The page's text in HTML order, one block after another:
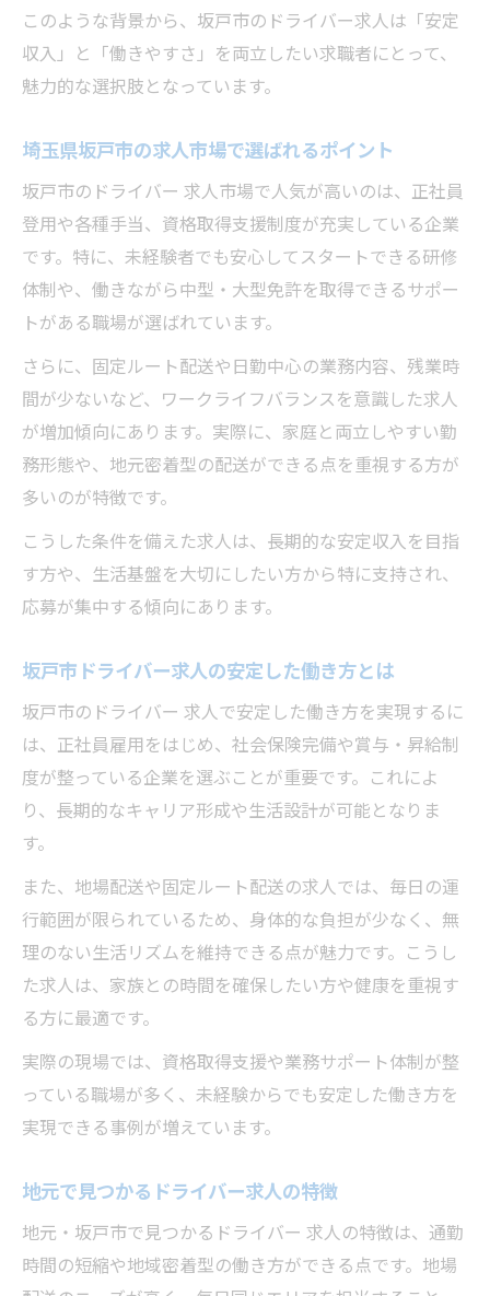
徴
坂戸市で未経験歓迎求人を探すコツ
ブランクから再挑戦できる求人の魅力
働きやすいドライバー求人を見抜く方法
求人選びで重視すべき職場環境の特徴
ドライバー求人で働きやすさを追求するコ
ツ
快適な職場を見つける求人選定ポイント
福利厚生が充実した求人に注目する理由
福利厚生充実のドライバー求人が選ばれる
訳
ドライバー求人で注目すべき福利厚生内容
求人選びで重要となる福利厚生の比較方法
手厚い福利厚生が安心感につながる理由
福利厚生が充実した求人の見極めポイント
ドライバー求人で実現する理想の働き方
ワークライフバランス重視の求人探し術
転職で叶える生活と仕事のバランスのコツ
ドライバー求人が支える充実した私生活
このような背景から、坂戸市のドライバー求人は「安定
収入」と「働きやすさ」を両立したい求職者にとって、
魅力的な選択肢となっています。
埼玉県坂戸市の求人市場で選ばれるポイント
坂戸市のドライバー 求人市場で人気が高いのは、正社員
登用や各種手当、資格取得支援制度が充実している企業
です。特に、未経験者でも安心してスタートできる研修
体制や、働きながら中型・大型免許を取得できるサポー
トがある職場が選ばれています。
さらに、固定ルート配送や日勤中心の業務内容、残業時
間が少ないなど、ワークライフバランスを意識した求人
が増加傾向にあります。実際に、家庭と両立しやすい勤
務形態や、地元密着型の配送ができる点を重視する方が
多いのが特徴です。
こうした条件を備えた求人は、長期的な安定収入を目指
す方や、生活基盤を大切にしたい方から特に支持され、
応募が集中する傾向にあります。
坂戸市ドライバー求人の安定した働き方とは
坂戸市のドライバー 求人で安定した働き方を実現するに
は、正社員雇用をはじめ、社会保険完備や賞与・昇給制
度が整っている企業を選ぶことが重要です。これによ
り、長期的なキャリア形成や生活設計が可能となりま
す。
また、地場配送や固定ルート配送の求人では、毎日の運
行範囲が限られているため、身体的な負担が少なく、無
理のない生活リズムを維持できる点が魅力です。こうし
た求人は、家族との時間を確保したい方や健康を重視す
る方に最適です。
実際の現場では、資格取得支援や業務サポート体制が整
っている職場が多く、未経験からでも安定した働き方を
実現できる事例が増えています。
地元で見つかるドライバー求人の特徴
地元・坂戸市で見つかるドライバー 求人の特徴は、通勤
時間の短縮や地域密着型の働き方ができる点です。地場